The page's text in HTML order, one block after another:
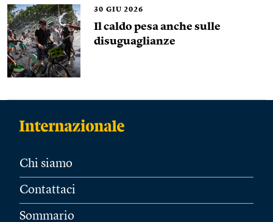
30 GIU 2026
Il caldo pesa anche sulle
disuguaglianze
Chi siamo
Contattaci
Sommario